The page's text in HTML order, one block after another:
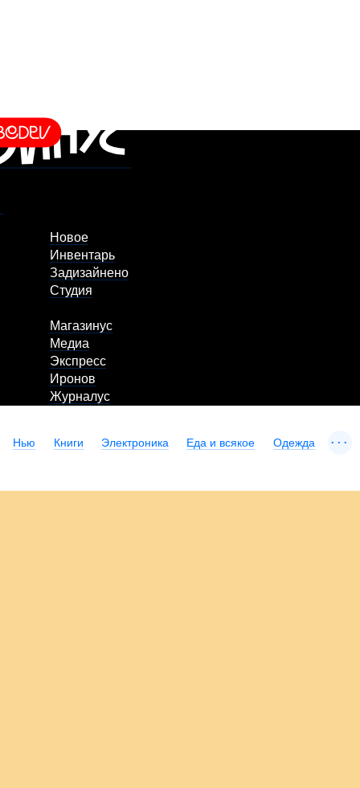
Новое
Инвентарь
Задизайнено
Студия
Магазинус
Медиа
Экспресс
Иронов
Журналус
Нью Книги Электроника Еда и всякое Одежда ...